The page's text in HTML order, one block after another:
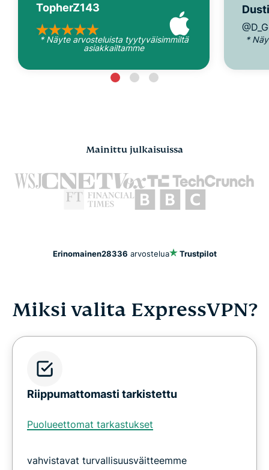
TopherZ143
* Näyte arvosteluista tyytyväisimmiltä
asiakkailtamme
*
Mainittu julkaisuissa
Erinomainen28336 arvostelua Trustpilot
Miksi valita ExpressVPN?
Riippumattomasti tarkistettu
Puolueettomat tarkastukset
vahvistavat turvallisuusväitteemme